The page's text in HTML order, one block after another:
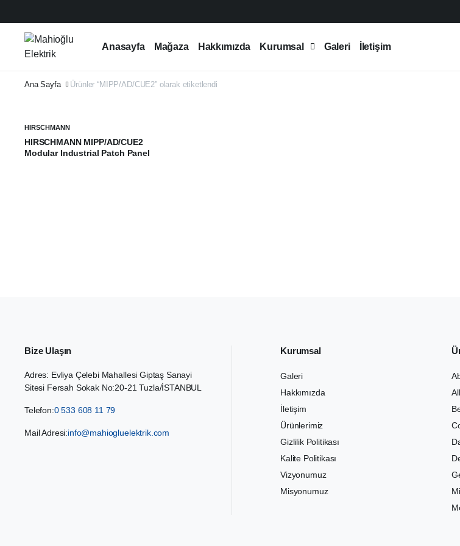
Anasayfa Mağaza Hakkımızda Kurumsal Galeri İletişim
Ana Sayfa Ürünler “MIPP/AD/CUE2” olarak etiketlendi
HIRSCHMANN
HIRSCHMANN MIPP/AD/CUE2
Modular Industrial Patch Panel
Bize Ulaşın
Adres: Evliya Çelebi Mahallesi Giptaş Sanayi
Sitesi Fersah Sokak No:20-21 Tuzla/İSTANBUL
Telefon:0 533 608 11 79
Mail Adresi:info@mahiogluelektrik.com
Kurumsal
Galeri
Hakkımızda
İletişim
Ürünlerimiz
Gizlilik Politikası
Kalite Politikası
Vizyonumuz
Misyonumuz